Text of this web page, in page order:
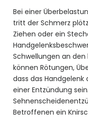
Bei einer
tritt der Schmerz
Ziehen oder ein
Schwellungen an
können Rötungen,
dass das
einer Entzündung
Betroffenen ein